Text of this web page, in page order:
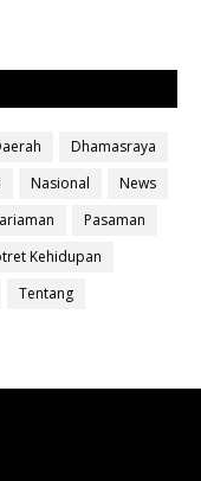
Dhamasraya
Nasional
News
Pasaman
Kehidupan
Tentang